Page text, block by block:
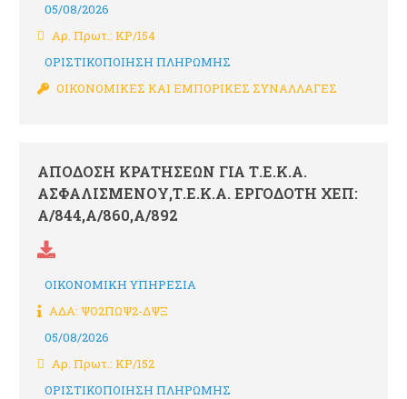
05/08/2026
Αρ. Πρωτ.: ΚΡ/154
ΟΡΙΣΤΙΚΟΠΟΙΗΣΗ ΠΛΗΡΩΜΗΣ
ΟΙΚΟΝΟΜΙΚΕΣ ΚΑΙ ΕΜΠΟΡΙΚΕΣ ΣΥΝΑΛΛΑΓΕΣ
ΑΠΟΔΟΣΗ ΚΡΑΤΗΣΕΩΝ ΓΙΑ Τ.Ε.Κ.Α.
ΑΣΦΑΛΙΣΜΕΝΟΥ,Τ.Ε.Κ.Α. ΕΡΓΟΔΟΤΗ ΧΕΠ:
Α/844,Α/860,Α/892
ΟΙΚΟΝΟΜΙΚΗ ΥΠΗΡΕΣΙΑ
ΑΔΑ: ΨΟ2ΠΩΨ2-ΔΨΞ
05/08/2026
Αρ. Πρωτ.: ΚΡ/152
ΟΡΙΣΤΙΚΟΠΟΙΗΣΗ ΠΛΗΡΩΜΗΣ